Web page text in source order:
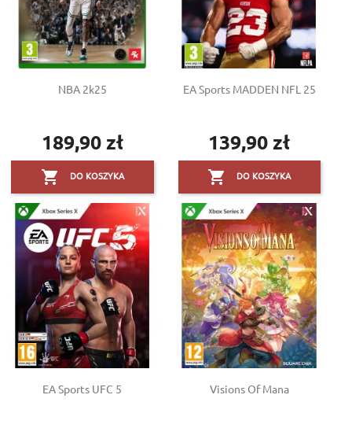
NBA 2k25
Cena
189,90 zł
 DO KOSZYKA
EA Sports MADDEN NFL 25
Cena
139,90 zł
 DO KOSZYKA
EA Sports UFC 5 Visions Of Mana